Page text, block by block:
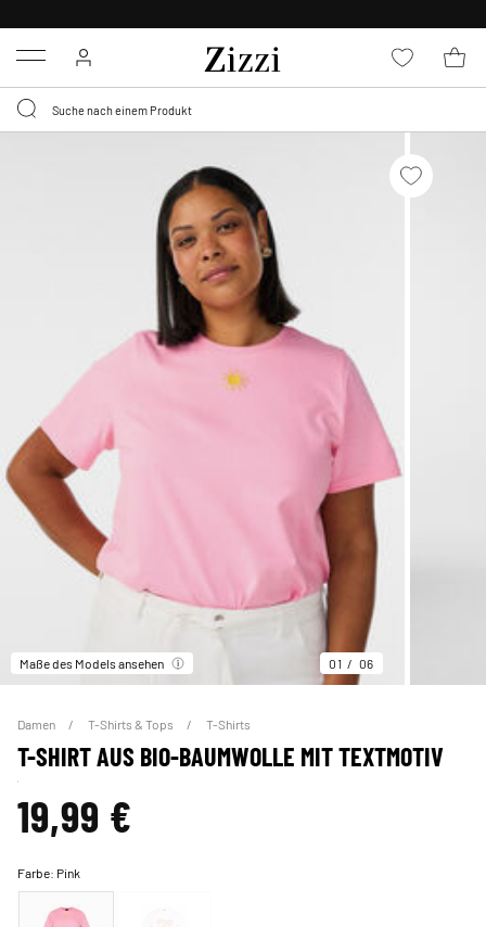
Menu
Maße des Models ansehen 01 06
Damen T-Shirts & Tops T-Shirts
T-SHIRT AUS BIO-BAUMWOLLE MIT TEXTMOTIV
19,99 €
Farbe: Pink